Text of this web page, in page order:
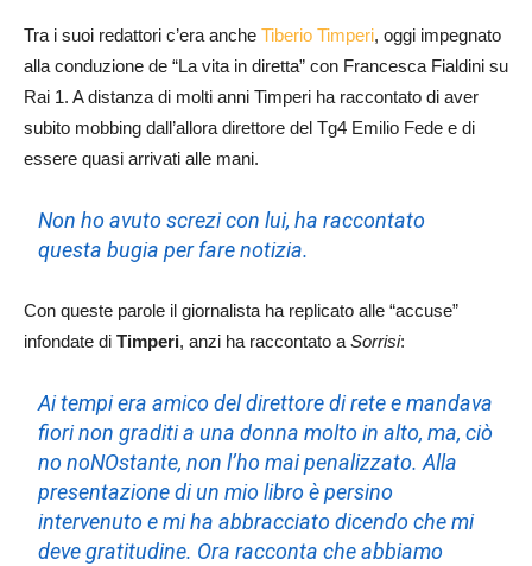
Tra i suoi redattori c’era anche Tiberio Timperi, oggi impegnato
alla conduzione de “La vita in diretta” con Francesca Fialdini su
Rai 1. A distanza di molti anni Timperi ha raccontato di aver
subito mobbing dall’allora direttore del Tg4 Emilio Fede e di
essere quasi arrivati alle mani.
Non ho avuto screzi con lui, ha raccontato
questa bugia per fare notizia.
Con queste parole il giornalista ha replicato alle “accuse”
infondate di Timperi, anzi ha raccontato a Sorrisi:
Ai tempi era amico del direttore di rete e mandava
fiori non graditi a una donna molto in alto, ma, ciò
no noNOstante, non l’ho mai penalizzato. Alla
presentazione di un mio libro è persino
intervenuto e mi ha abbracciato dicendo che mi
deve gratitudine. Ora racconta che abbiamo